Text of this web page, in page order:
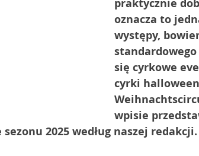
praktycznie
oznacza to
występy,
się cyrkowe
cyrki
wpisie
2025 według naszej